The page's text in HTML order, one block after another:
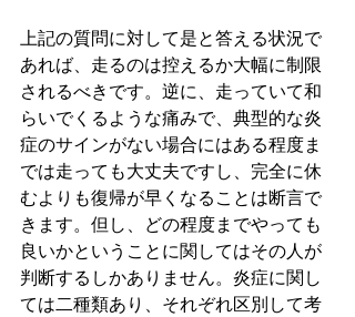
上記の質問に対して是と答える状況で
あれば、走るのは控えるか大幅に制限
されるべきです。逆に、走っていて和
らいでくるような痛みで、典型的な炎
症のサインがない場合にはある程度ま
では走っても大丈夫ですし、完全に休
むよりも復帰が早くなることは断言で
きます。但し、どの程度までやっても
良いかということに関してはその人が
判断するしかありません。炎症に関し
ては二種類あり、それぞれ区別して考